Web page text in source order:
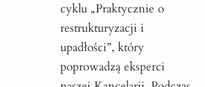
cyklu „Praktycznie o
restrukturyzacji i
upadłości”, który
poprowadzą eksperci